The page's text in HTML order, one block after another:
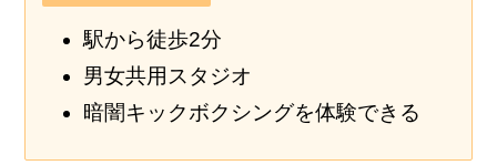
駅から徒歩2分
男女共用スタジオ
暗闇キックボクシングを体験できる